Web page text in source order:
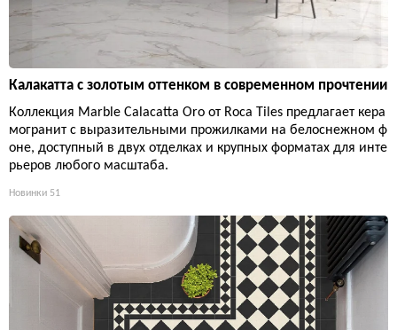
Калакатта с золотым оттенком в современном прочтении
Коллекция Marble Calacatta Oro от Roca Tiles предлагает кера
могранит с выразительными прожилками на белоснежном ф
оне, доступный в двух отделках и крупных форматах для инте
рьеров любого масштаба.
Новинки 51